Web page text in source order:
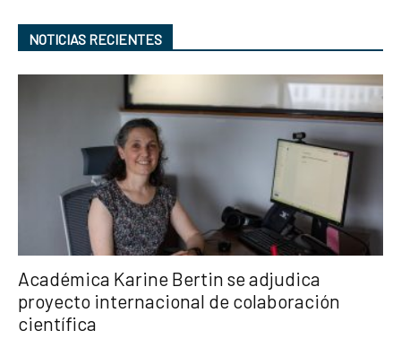
NOTICIAS RECIENTES
Académica Karine Bertin se adjudica
proyecto internacional de colaboración
científica